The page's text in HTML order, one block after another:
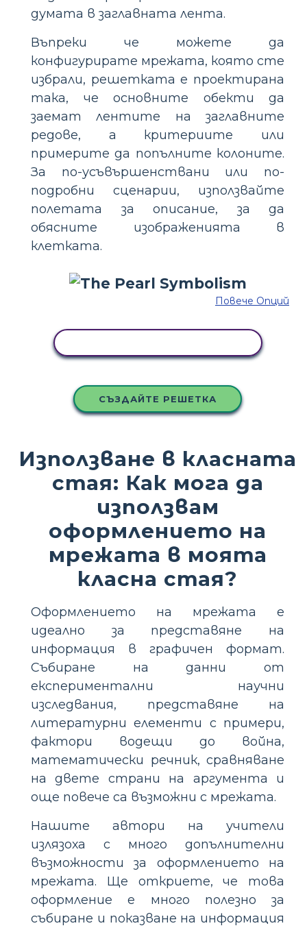
думата в заглавната лента.
Въпреки че можете да
конфигурирате мрежата, която сте
избрали, решетката е проектирана
така, че основните обекти да
заемат лентите на заглавните
редове, а критериите или
примерите да попълните колоните.
За по-усъвършенствани или по-
подробни сценарии, използвайте
полетата за описание, за да
обясните изображенията в
клетката.
Повече Опций
СЪЗДАЙТЕ РЕШЕТКА
Използване в класната
стая: Как мога да
използвам
оформлението на
мрежата в моята
класна стая?
Оформлението на мрежата е
идеално за представяне на
информация в графичен формат.
Събиране на данни от
експериментални научни
изследвания, представяне на
литературни елементи с примери,
фактори водещи до война,
математически речник, сравняване
на двете страни на аргумента и
още повече са възможни с мрежата.
Нашите автори на учители
излязоха с много допълнителни
възможности за оформлението на
мрежата. Ще откриете, че това
оформление е много полезно за
събиране и показване на информация